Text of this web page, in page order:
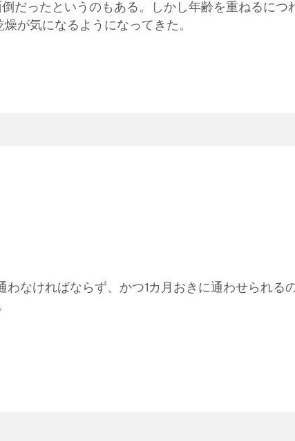
だったというのもある。しかし年齢を重ねるにつ
が気になるようになってきた。
なければならず、かつ1カ月おきに通わせられる